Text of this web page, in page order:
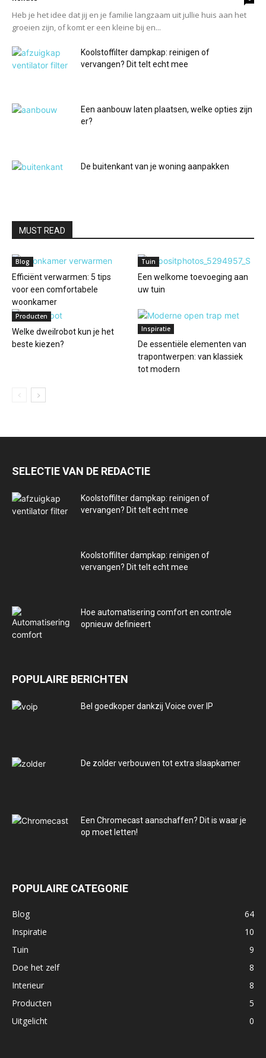
Heb je het idee dat jij en je familie langzaam uit jullie huis aan het
groeien zijn, of komt er een kleine bij en...
Koolstoffilter dampkap: reinigen of
vervangen? Dit telt echt mee
Een aanbouw laten plaatsen, welke opties zijn
er?
De buitenkant van je woning aanpakken
MUST READ
Blog
Efficiënt verwarmen: 5 tips
voor een comfortabele
woonkamer
Tuin
Een welkome toevoeging aan
uw tuin
Producten
Welke dweilrobot kun je het
beste kiezen?
Inspiratie
De essentiële elementen van
trapontwerpen: van klassiek
tot modern
SELECTIE VAN DE REDACTIE
Koolstoffilter dampkap: reinigen of
vervangen? Dit telt echt mee
Koolstoffilter dampkap: reinigen of
vervangen? Dit telt echt mee
Hoe automatisering comfort en controle
opnieuw definieert
POPULAIRE BERICHTEN
Bel goedkoper dankzij Voice over IP
De zolder verbouwen tot extra slaapkamer
Een Chromecast aanschaffen? Dit is waar je
op moet letten!
POPULAIRE CATEGORIE
Blog
64
Inspiratie
10
Tuin
9
Doe het zelf
8
Interieur
8
Producten
5
Uitgelicht
0